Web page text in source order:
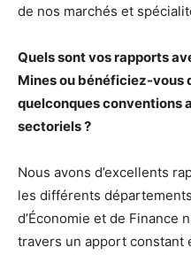
de nos marchés et
Quels sont vos rapports
Mines ou bénéficiez-vous
quelconques conventions
sectoriels ?
Nous avons d’excellents
les différents
d’Économie et de Finance
travers un apport constant